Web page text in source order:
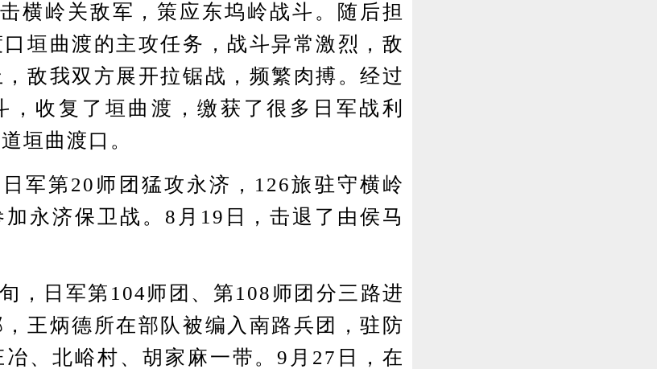
岭关敌军，策应东坞岭战斗。随后担
垣曲渡的主攻任务，战斗异常激烈，敌
敌我双方展开拉锯战，频繁肉搏。经过
，收复了垣曲渡，缴获了很多日军战利
垣曲渡口。
第20师团猛攻永济，126旅驻守横岭
加永济保卫战。8月19日，击退了由侯马
日军第104师团、第108师团分三路进
王炳德所在部队被编入南路兵团，驻防
、北峪村、胡家麻一带。9月27日，在